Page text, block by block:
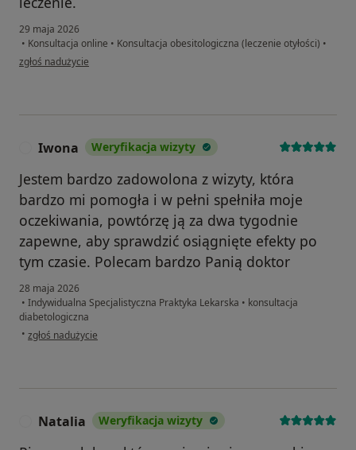
29 maja 2026
• Konsultacja online • Konsultacja obesitologiczna (leczenie otyłości) •
w opinii użytkownika KR
zgłoś nadużycie
Iwona Weryfikacja wizyty
Jestem bardzo zadowolona z wizyty, która
bardzo mi pomogła i w pełni spełniła moje
oczekiwania, powtórzę ją za dwa tygodnie
zapewne, aby sprawdzić osiągnięte efekty po
tym czasie. Polecam bardzo Panią doktor
28 maja 2026
• Indywidualna Specjalistyczna Praktyka Lekarska • konsultacja
diabetologiczna
• w opinii użytkownika Iwona
zgłoś nadużycie
Natalia Weryfikacja wizyty